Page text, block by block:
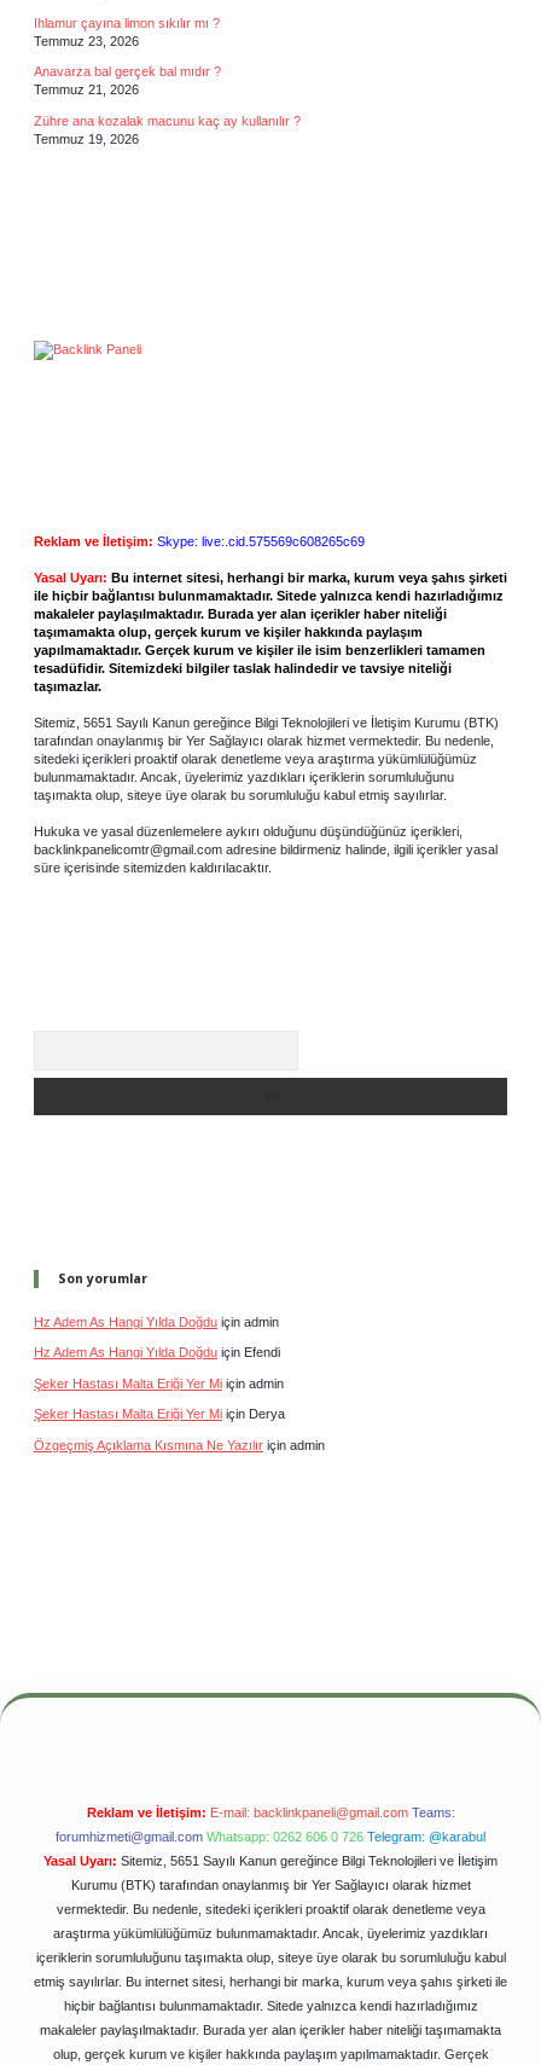
Ihlamur çayına limon sıkılır mı ?
Temmuz 23, 2026
Anavarza bal gerçek bal mıdır ?
Temmuz 21, 2026
Zühre ana kozalak macunu kaç ay kullanılır ?
Temmuz 19, 2026
Reklam ve İletişim: Skype: live:.cid.575569c608265c69
Yasal Uyarı: Bu internet sitesi, herhangi bir marka, kurum veya şahıs şirketi
ile hiçbir bağlantısı bulunmamaktadır. Sitede yalnızca kendi hazırladığımız
makaleler paylaşılmaktadır. Burada yer alan içerikler haber niteliği
taşımamakta olup, gerçek kurum ve kişiler hakkında paylaşım
yapılmamaktadır. Gerçek kurum ve kişiler ile isim benzerlikleri tamamen
tesadüfidir. Sitemizdeki bilgiler taslak halindedir ve tavsiye niteliği
taşımazlar.
Sitemiz, 5651 Sayılı Kanun gereğince Bilgi Teknolojileri ve İletişim Kurumu (BTK)
tarafından onaylanmış bir Yer Sağlayıcı olarak hizmet vermektedir. Bu nedenle,
sitedeki içerikleri proaktif olarak denetleme veya araştırma yükümlülüğümüz
bulunmamaktadır. Ancak, üyelerimiz yazdıkları içeriklerin sorumluluğunu
taşımakta olup, siteye üye olarak bu sorumluluğu kabul etmiş sayılırlar.
Hukuka ve yasal düzenlemelere aykırı olduğunu düşündüğünüz içerikleri,
backlinkpanelicomtr@gmail.com adresine bildirmeniz halinde, ilgili içerikler yasal
süre içerisinde sitemizden kaldırılacaktır.
Son yorumlar
Hz Adem As Hangi Yılda Doğdu için admin
Hz Adem As Hangi Yılda Doğdu için Efendi
Şeker Hastası Malta Eriği Yer Mi için admin
Şeker Hastası Malta Eriği Yer Mi için Derya
Özgeçmiş Açıklama Kısmına Ne Yazılır için admin
Reklam ve İletişim: E-mail: backlinkpaneli@gmail.com Teams:
forumhizmeti@gmail.com Whatsapp: 0262 606 0 726 Telegram: @karabul
Yasal Uyarı: Sitemiz, 5651 Sayılı Kanun gereğince Bilgi Teknolojileri ve İletişim
Kurumu (BTK) tarafından onaylanmış bir Yer Sağlayıcı olarak hizmet
vermektedir. Bu nedenle, sitedeki içerikleri proaktif olarak denetleme veya
araştırma yükümlülüğümüz bulunmamaktadır. Ancak, üyelerimiz yazdıkları
içeriklerin sorumluluğunu taşımakta olup, siteye üye olarak bu sorumluluğu kabul
etmiş sayılırlar. Bu internet sitesi, herhangi bir marka, kurum veya şahıs şirketi ile
hiçbir bağlantısı bulunmamaktadır. Sitede yalnızca kendi hazırladığımız
makaleler paylaşılmaktadır. Burada yer alan içerikler haber niteliği taşımamakta
olup, gerçek kurum ve kişiler hakkında paylaşım yapılmamaktadır. Gerçek